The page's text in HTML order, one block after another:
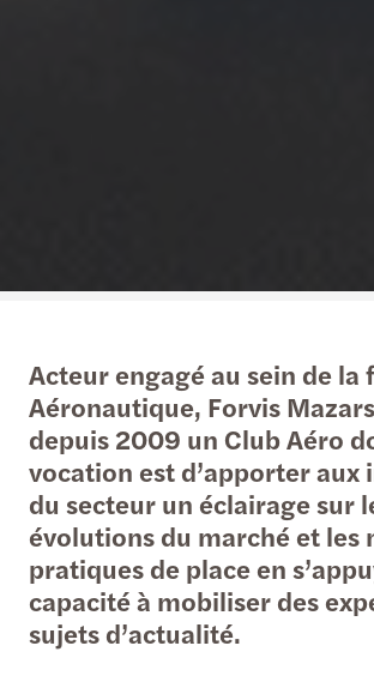
Acteur engagé au sein de la
Aéronautique, Forvis
depuis 2009 un Club Aéro
vocation est d’apporter aux
du secteur un éclairage sur
évolutions du marché et les
pratiques de place en
capacité à mobiliser des
sujets d’actualité.